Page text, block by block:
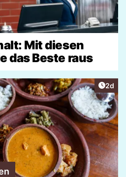
Mit diesen
das Beste raus
2d